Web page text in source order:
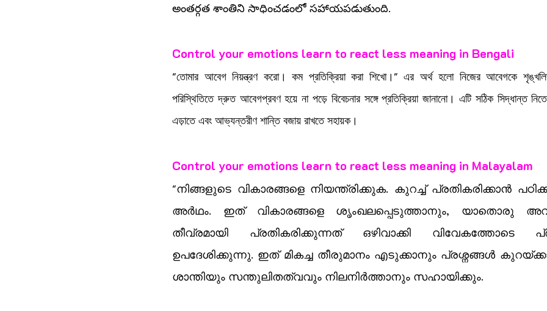
అంతర్గత శాంతిని సాధించడంలో సహాయపడుతుంది.
Control your emotions learn to react less meaning in Bengali
"তোমার আবেগ নিয়ন্ত্রণ করো। কম প্রতিক্রিয়া করা শিখো।" এর অর্থ হলো নিজের আবেগকে
পরিস্থিতিতে দ্রুত আবেগপ্রবণ হয়ে না পড়ে বিবেচনার সঙ্গে প্রতিক্রিয়া জানানো। এটি সঠিক সিদ্ধান্ত
এড়াতে এবং আভ্যন্তরীণ শান্তি বজায় রাখতে সহায়ক।
Control your emotions learn to react less meaning in Malayalam
"നിങ്ങളുടെ വികാരങ്ങളെ നിയന്ത്രിക്കുക. കുറച്ച് പ്രതികരിക്കാൻ
അർഥം. ഇത് വികാരങ്ങളെ ശൃംഖലപ്പെടുത്താനും, യാതൊരു
തീവ്രമായി പ്രതികരിക്കുന്നത് ഒഴിവാക്കി വിവേകത്തോടെ
ഉപദേശിക്കുന്നു. ഇത് മികച്ച തീരുമാനം എടുക്കാനും പ്രശ്നങ്ങൾ
ശാന്തിയും സന്തുലിതത്വവും നിലനിർത്താനും സഹായിക്കും.